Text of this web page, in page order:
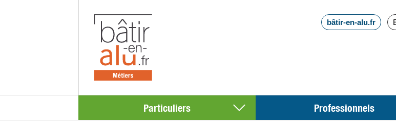
bâtir-en-alu.fr
Particuliers Professionnels